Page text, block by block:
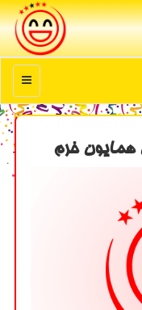
منو
همایون خرم